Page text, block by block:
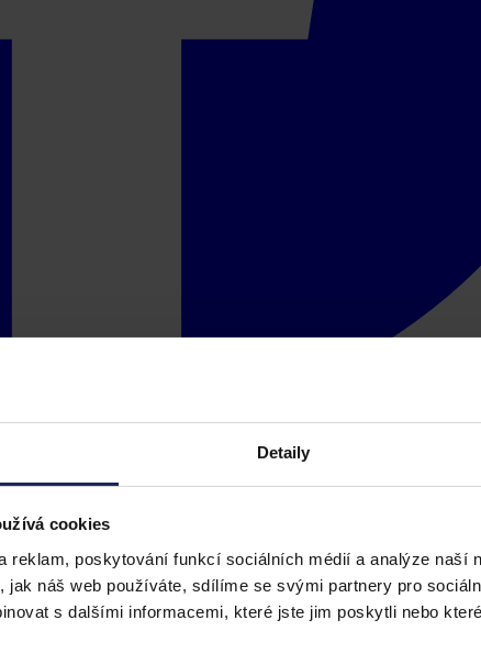
Detaily
cookies
reklam, poskytování funkcí sociálních médií a analýze naší
jak náš web používáte, sdílíme se svými partnery pro
s dalšími informacemi, které jste jim poskytli nebo